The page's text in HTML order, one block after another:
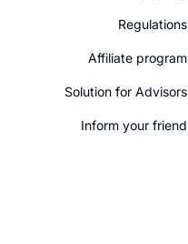
Regulations
Affiliate program
Solution for Advisors
Inform your friend